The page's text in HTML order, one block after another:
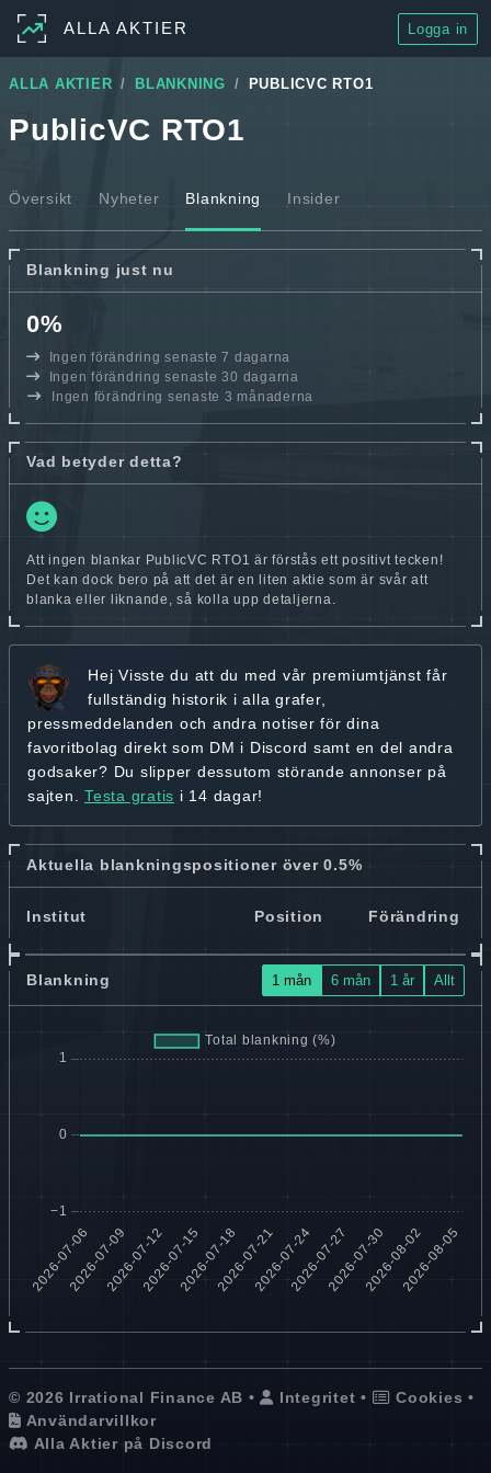
ALLA AKTIER Logga in
ALLA AKTIER BLANKNING PUBLICVC RTO1
PublicVC RTO1
Översikt Nyheter Blankning Insider
Blankning just nu
0%
Ingen förändring senaste 7 dagarna
Ingen förändring senaste 30 dagarna
Ingen förändring senaste 3 månaderna
Vad betyder detta?
Att ingen blankar PublicVC RTO1 är förstås ett positivt tecken!
Det kan dock bero på att det är en liten aktie som är svår att
blanka eller liknande, så kolla upp detaljerna.
Hej Visste du att du med vår premiumtjänst får
fullständig historik i alla grafer,
pressmeddelanden och andra notiser för dina
favoritbolag direkt som DM i Discord samt en del andra
godsaker? Du slipper dessutom störande annonser på
sajten. Testa gratis i 14 dagar!
Aktuella blankningspositioner över 0.5%
Institut Position Förändring
Blankning 1 mån 6 mån 1 år Allt
© 2026 Irrational Finance AB • Integritet • Cookies •
Användarvillkor
Alla Aktier på Discord